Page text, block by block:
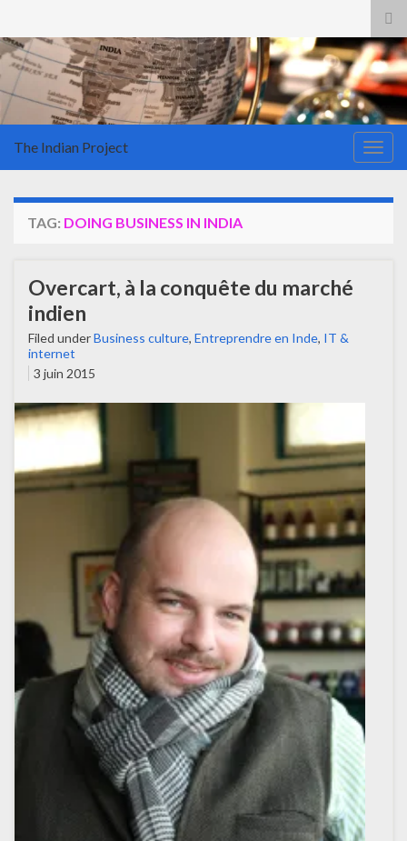
The Indian Project
TAG: DOING BUSINESS IN INDIA
Overcart, à la conquête du marché
indien
Filed underBusiness culture, Entreprendre en Inde, IT &
internet
3 juin 2015